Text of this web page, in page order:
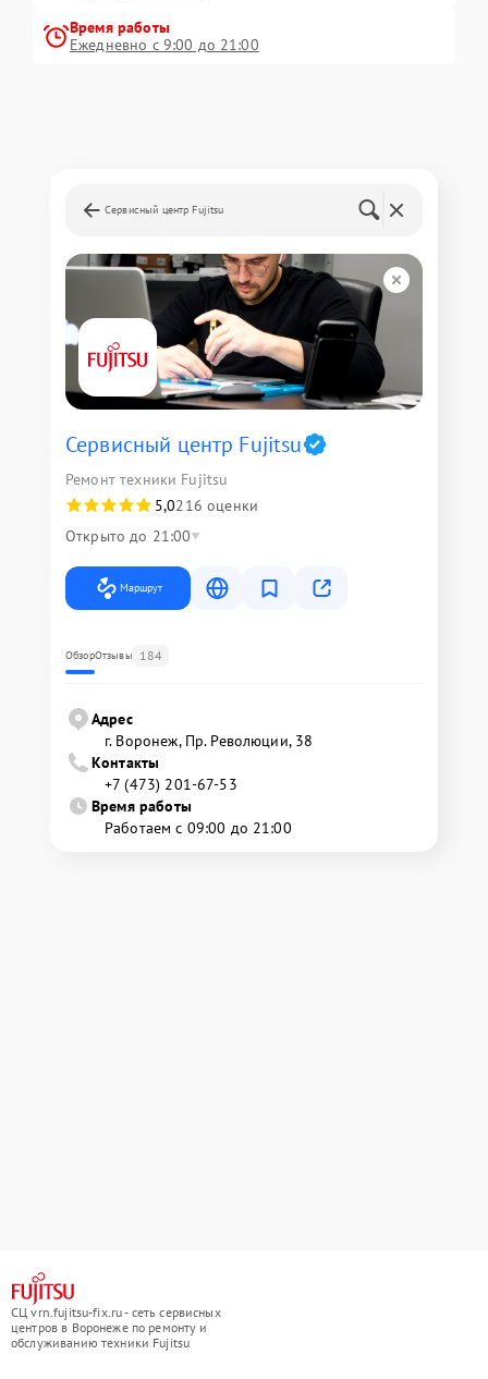
Время работы
Ежедневно с 9:00 до 21:00
Сервисный центр Fujitsu
Сервисный центр Fujitsu
Ремонт техники Fujitsu
5,0216 оценки
Открыто до 21:00
Маршрут
ОбзорОтзывы 184
Адрес
г. Воронеж, Пр. Революции, 38
Контакты
+7 (473) 201-67-53
Время работы
Работаем с 09:00 до 21:00
СЦ vrn.fujitsu-fix.ru - сеть сервисных
центров в Воронеже по ремонту и
обслуживанию техники Fujitsu